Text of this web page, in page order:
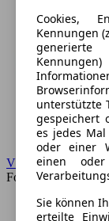
VW
Forum
Cookies,
Kennungen
unterstützte
gespeichert
es jedes
oder einer
einen
Sie können
erteilte